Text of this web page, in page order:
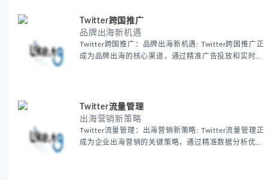
Twitter跨国推广
品牌出海新机遇
Twitter跨国推广：品牌出海新机遇: Twitter跨国推广正
成为品牌出海的核心渠道，通过精准广告投放和实时互
Twitter流量管理
出海营销新策略
Twitter流量管理：出海营销新策略: Twitter流量管理正
成为企业出海营销的关键策略，通过精准数据分析优化